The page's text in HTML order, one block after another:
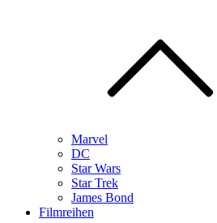
Marvel
DC
Star Wars
Star Trek
James Bond
Filmreihen